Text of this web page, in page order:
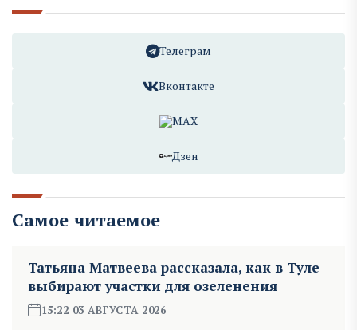
Телеграм
Вконтакте
MAX
Дзен
Самое читаемое
Татьяна Матвеева рассказала, как в Туле
выбирают участки для озеленения
15:22 03 АВГУСТА 2026